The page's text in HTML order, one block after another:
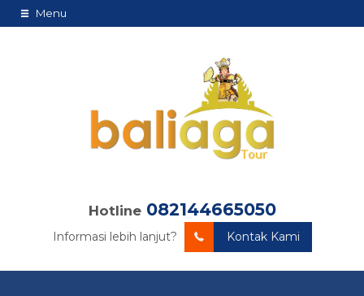
Menu
Hotline 082144665050
Informasi lebih lanjut? Kontak Kami